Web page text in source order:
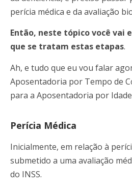
perícia médica e da avaliação
Então, neste tópico você vai
que se tratam estas etapas.
Ah, e tudo que eu vou falar
Aposentadoria por Tempo de
para a Aposentadoria por
Perícia Médica
Inicialmente, em relação à
submetido a uma avaliação
do INSS.